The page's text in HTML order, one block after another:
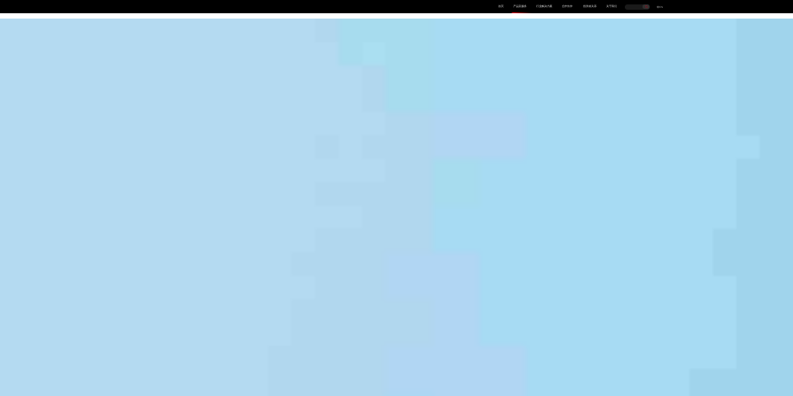
首页 产品及服务 行业解决方案 合作伙伴 投资者关系 关于我们 中EN